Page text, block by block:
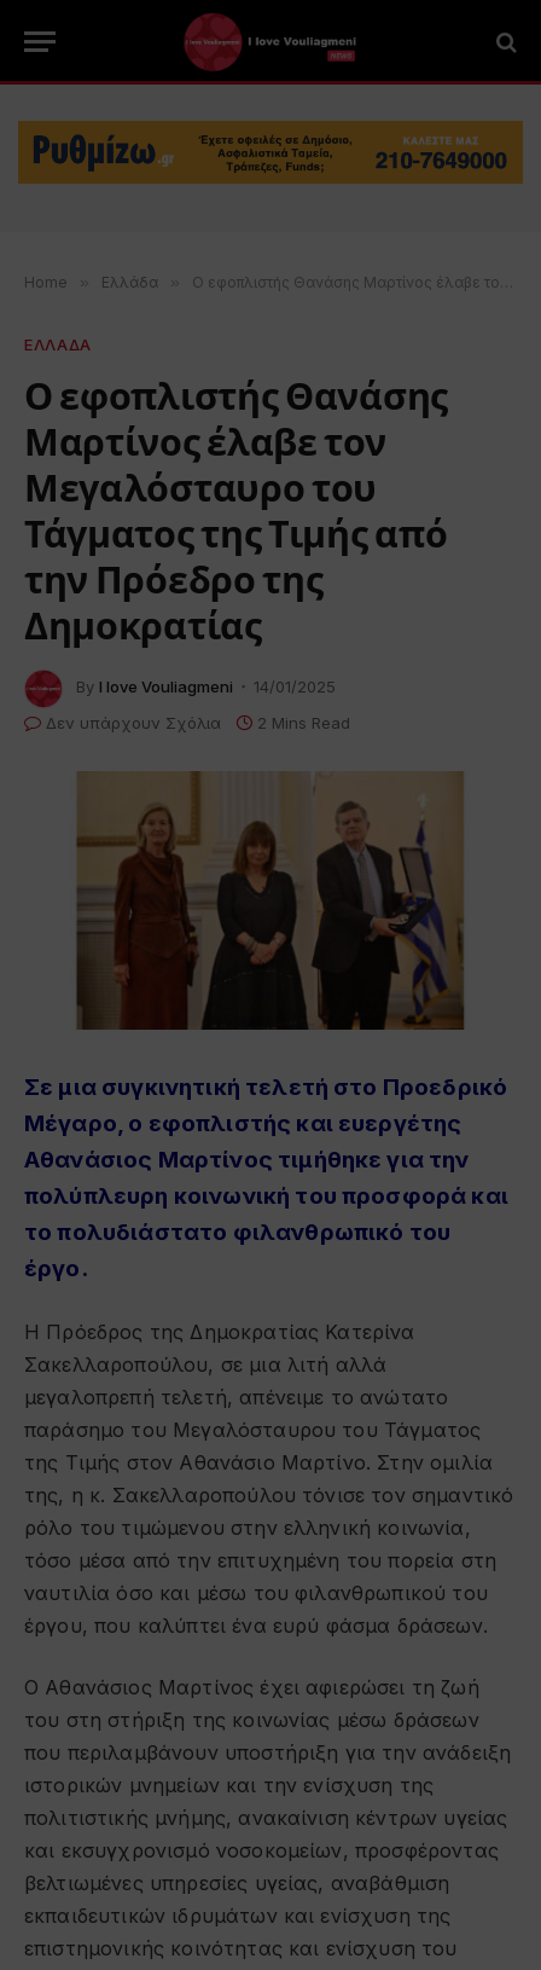
Home » Ελλάδα » Ο εφοπλιστής Θανάσης Μαρτίνος έλαβε τον Μεγαλόσταυρο του Τάγματος της Τιμής από την Πρόεδρο της Δημοκρατίας
ΕΛΛΑΔΑ
Ο εφοπλιστής Θανάσης
Μαρτίνος έλαβε τον
Μεγαλόσταυρο του
Τάγματος της Τιμής από
την Πρόεδρο της
Δημοκρατίας
By I love Vouliagmeni
14/01/2025
Δεν υπάρχουν Σχόλια
2 Mins Read
Σε μια συγκινητική τελετή στο Προεδρικό
Μέγαρο, ο εφοπλιστής και ευεργέτης
Αθανάσιος Μαρτίνος τιμήθηκε για την
πολύπλευρη κοινωνική του προσφορά και
το πολυδιάστατο φιλανθρωπικό του
έργο.
Η Πρόεδρος της Δημοκρατίας Κατερίνα
Σακελλαροπούλου, σε μια λιτή αλλά
μεγαλοπρεπή τελετή, απένειμε το ανώτατο
παράσημο του Μεγαλόσταυρου του Τάγματος
της Τιμής στον Αθανάσιο Μαρτίνο. Στην ομιλία
της, η κ. Σακελλαροπούλου τόνισε τον σημαντικό
ρόλο του τιμώμενου στην ελληνική κοινωνία,
τόσο μέσα από την επιτυχημένη του πορεία στη
ναυτιλία όσο και μέσω του φιλανθρωπικού του
έργου, που καλύπτει ένα ευρύ φάσμα δράσεων.
Ο Αθανάσιος Μαρτίνος έχει αφιερώσει τη ζωή
του στη στήριξη της κοινωνίας μέσω δράσεων
που περιλαμβάνουν υποστήριξη για την ανάδειξη
ιστορικών μνημείων και την ενίσχυση της
πολιτιστικής μνήμης, ανακαίνιση κέντρων υγείας
και εκσυγχρονισμό νοσοκομείων, προσφέροντας
βελτιωμένες υπηρεσίες υγείας, αναβάθμιση
εκπαιδευτικών ιδρυμάτων και ενίσχυση της
επιστημονικής κοινότητας και ενίσχυση του